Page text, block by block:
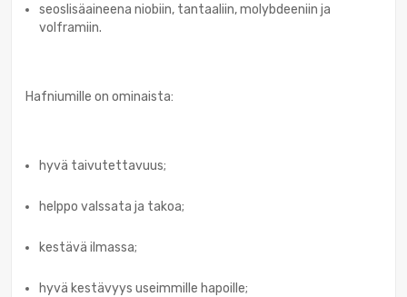
seoslisäaineena niobiin, tantaaliin, molybdeeniin ja
volframiin.
Hafniumille on ominaista:
hyvä taivutettavuus;
helppo valssata ja takoa;
kestävä ilmassa;
hyvä kestävyys useimmille hapoille;